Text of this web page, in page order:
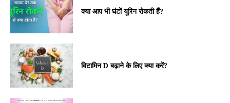
क्या आप भी घंटों यूरिन रोकती हैं?
विटामिन D बढ़ाने के लिए क्या करें?